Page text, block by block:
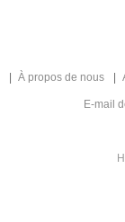
À propos de nous
E-mail